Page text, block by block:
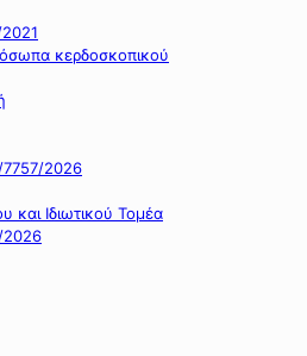
κερδοσκοπικού
2026
και Ιδιωτικού Τομέα
2026